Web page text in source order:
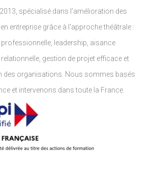
spécialisé dans l’amélioration des
entreprise grâce à l’approche théâtrale :
leadership, aisance
gestion de projet efficace et
organisations. Nous sommes basés
et intervenons dans toute la France.